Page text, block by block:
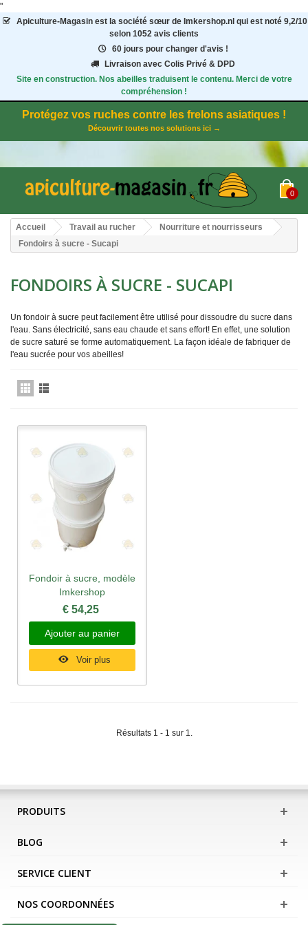
"
Apiculture-Magasinest la société sœur de Imkershop.nl qui est noté 9,2/10
selon 1052 avis clients
60 jours pour changer d'avis !
Livraison avec Colis Privé & DPD
Site en construction. Nos abeilles traduisent le contenu. Merci de votre
compréhension !
Protégez vos ruches contre les frelons asiatiques !
Découvrir toutes nos solutions ici →
0
Accueil Travail au rucher
Nourriture et nourrisseurs
Fondoirs à sucre - Sucapi
FONDOIRS À SUCRE - SUCAPI
Un fondoir à sucre peut facilement être utilisé pour dissoudre du sucre dans
l'eau. Sans électricité, sans eau chaude et sans effort! En effet, une solution
de sucre saturé se forme automatiquement. La façon idéale de fabriquer de
l'eau sucrée pour vos abeilles!
Fondoir à sucre, modèle
Imkershop
€ 54,25
Ajouter au panier
Voir plus
Résultats 1 - 1 sur 1.
PRODUITS
BLOG
SERVICE CLIENT
NOS COORDONNÉES